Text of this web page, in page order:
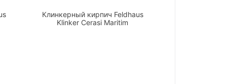
Клинкерный кирпич Feldhaus
Klinker Cerasi Maritim